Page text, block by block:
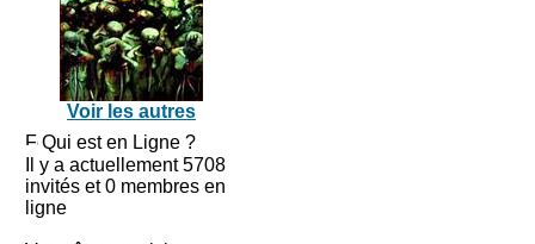
Voir les autres
Qui est en Ligne ?
Il y a actuellement 5708
invités et 0 membres en
ligne